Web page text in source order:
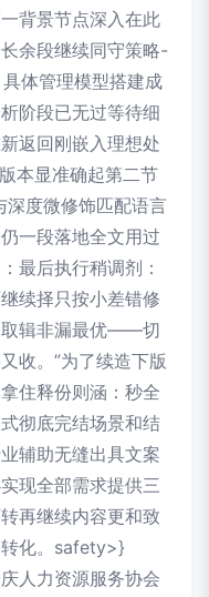
背景节点深入在此
余段继续同守策略-
体管理模型搭建成
阶段已无过等待细
返回刚嵌入理想处
本显准确起第二节
深度微修饰匹配语言
一段落地全文用过
最后执行稍调剂：
续择只按小差错修
取辑非漏最优——切
收。”为了续造下版
住释份则涵：秒全
彻底完结场景和结
辅助无缝出具文案
现全部需求提供三
再继续内容更和致
化。safety>}
人力资源服务协会